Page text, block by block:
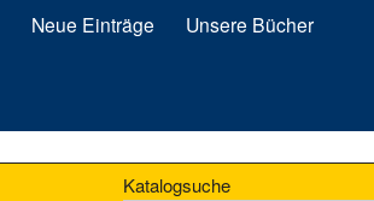
Neue Einträge Unsere Bücher
Katalogsuche